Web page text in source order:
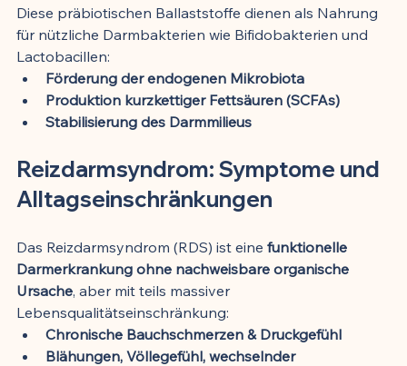
Diese präbiotischen Ballaststoffe dienen als Nahrung
für nützliche Darmbakterien wie Bifidobakterien und
Lactobacillen:
Förderung der endogenen Mikrobiota
Produktion kurzkettiger Fettsäuren (SCFAs)
Stabilisierung des Darmmilieus
Reizdarmsyndrom: Symptome und
Alltagseinschränkungen
Das Reizdarmsyndrom (RDS) ist eine funktionelle
Darmerkrankung ohne nachweisbare organische
Ursache, aber mit teils massiver
Lebensqualitätseinschränkung:
Chronische Bauchschmerzen & Druckgefühl
Blähungen, Völlegefühl, wechselnder